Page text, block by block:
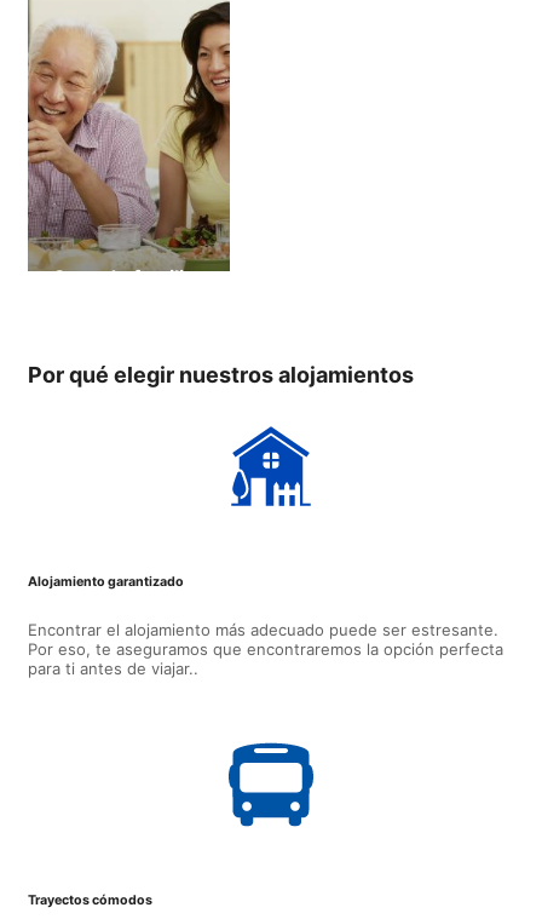
Casa de familia
Por qué elegir nuestros alojamientos
Alojamiento garantizado
Encontrar el alojamiento más adecuado puede ser estresante.
Por eso, te aseguramos que encontraremos la opción perfecta
para ti antes de viajar..
Trayectos cómodos